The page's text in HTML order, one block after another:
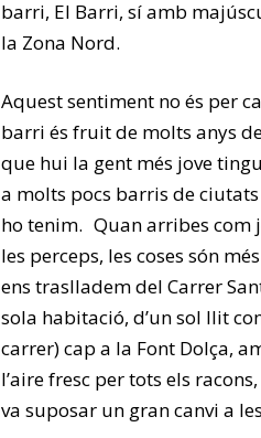
barri, El Barri, sí amb
la Zona Nord.
Aquest sentiment no és per
barri és fruit de molts anys
que hui la gent més jove
a molts pocs barris de
ho tenim. Quan arribes com
les perceps, les coses són
ens traslladem del Carrer
sola habitació, d’un sol llit
carrer) cap a la Font Dolça,
l’aire fresc per tots els
va suposar un gran canvi a